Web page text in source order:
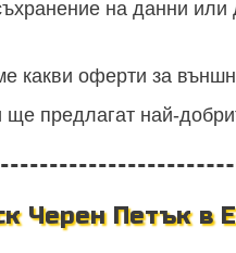
на данни
какви оферти за
ще предлагат най-
Черен Петък в